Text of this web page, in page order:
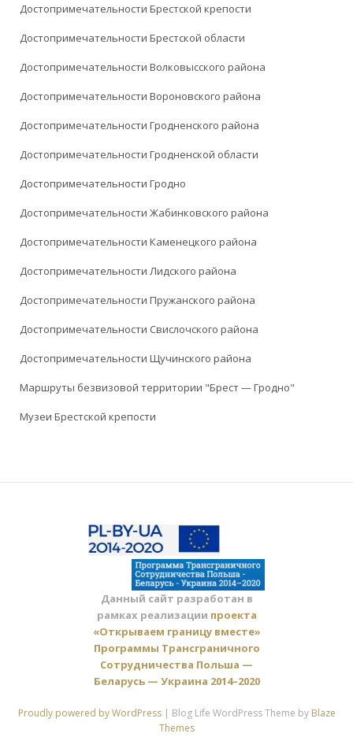
Достопримечательности Брестской крепости
Достопримечательности Брестской области
Достопримечательности Волковысского района
Достопримечательности Вороновского района
Достопримечательности Гродненского района
Достопримечательности Гродненской области
Достопримечательности Гродно
Достопримечательности Жабинковского района
Достопримечательности Каменецкого района
Достопримечательности Лидского района
Достопримечательности Пружанского района
Достопримечательности Свислочского района
Достопримечательности Щучинского района
Маршруты безвизовой территории "Брест — Гродно"
Музеи Брестской крепости
Данный сайт разработан в
рамках реализации проекта
«Открываем границу вместе»
Программы Трансграничного
Сотрудничества Польша —
Беларусь — Украина 2014–2020
Proudly powered by WordPress | Blog Life WordPress Theme by Blaze
Themes